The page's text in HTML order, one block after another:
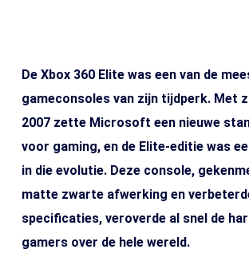
De Xbox 360 Elite was een van de
gameconsoles van zijn tijdperk. Met
2007 zette Microsoft een nieuwe
voor gaming, en de Elite-editie was
in die evolutie. Deze console,
matte zwarte afwerking en
specificaties, veroverde al snel de
gamers over de hele wereld.